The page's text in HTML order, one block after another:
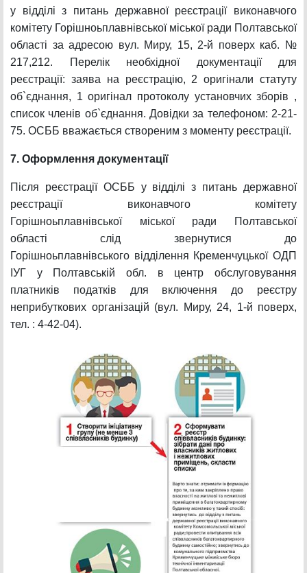
у відділі з питань державної реєстрації виконавчого
комітету Горішноьплавнівської міської ради Полтавської
області за адресою вул. Миру, 15, 2-й поверх каб. №
217,212. Перелік необхідної документації для
реєстрації: заява на реєстрацію, 2 оригінали статуту
об`єднання, 1 оригінал протоколу установчих зборів ,
список членів об`єднання. Довідки за телефоном: 2-21-
75. ОСББ вважається створеним з моменту реєстрації.
7. Оформлення документації
Після реєстрації ОСББ у відділі з питань державної
реєстрації виконавчого комітету
Горішноьплавнівської міської ради Полтавської
області слід звернутися до
Горішноьплавнівського відділення Кременчуцької ОДП
ІУГ у Полтавській обл. в центр обслуговування
платників податків для включення до реєстру
неприбуткових організацій (вул. Миру, 24, 1-й поверх,
тел. : 4-42-04).